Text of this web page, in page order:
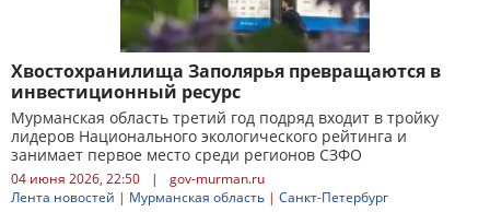
Хвостохранилища Заполярья превращаются в
инвестиционный ресурс
Мурманская область третий год подряд входит в тройку
лидеров Национального экологического рейтинга и
занимает первое место среди регионов СЗФО
04 июня 2026, 22:50 |
gov-murman.ru
Лента новостей | Мурманская область | Санкт-Петербург